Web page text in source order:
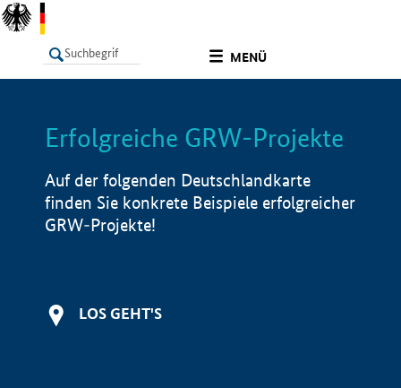
MENÜ
LISTE Info
Erfolgreiche GRW-Projekte
Auf der folgenden Deutschlandkarte
finden Sie konkrete Beispiele erfolgreicher
GRW-Projekte!
LOS GEHT'S